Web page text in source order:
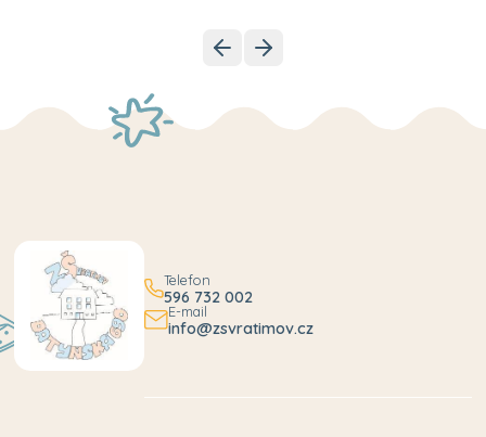
Telefon
596 732 002
E-mail
info@zsvratimov.cz